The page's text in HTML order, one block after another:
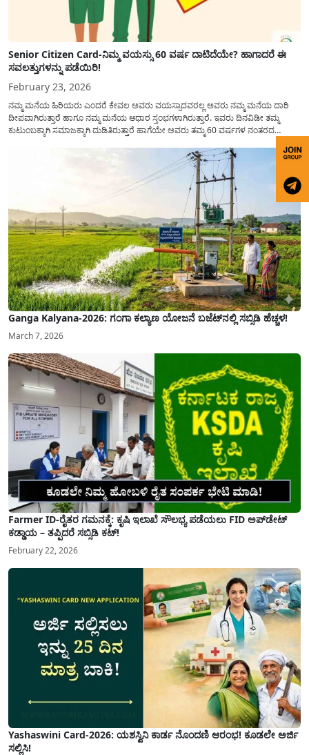
Senior Citizen Card-ನಿಮ್ಮ ವಯಸ್ಸು 60 ವರ್ಷ ದಾಟಿದೆಯೇ? ಹಾಗಾದರೆ ಈ
ಸವಲತ್ತುಗಳನ್ನು ಪಡೆಯಿರಿ!
February 23, 2026
ನಮ್ಮ ಮನೆಯ ಹಿರಿಯರು ಎಂದರೆ ಕೇವಲ ಅವರು ವಯಸ್ಸಾದವರಲ್ಲ ಅವರು ನಮ್ಮ ಮನೆಯ ದಾರಿ
ದೀಪವಾಗಿರುತ್ತಾರೆ ಹಾಗೂ ನಮ್ಮ ಮನೆಯ ಆಧಾರ ಸ್ತಂಭಗಳಾಗಿರುತ್ತಾರೆ. ಇವರು ದಿನವಿಡೀ ತಮ್ಮ
ಕುಟುಂಬಕ್ಕಾಗಿ ಸಮಾಜಕ್ಕಾಗಿ ದುಡಿತಿರುತ್ತಾರೆ ಹಾಗೆಯೇ ಅವರು ತಮ್ಮ 60 ವರ್ಷಗಳ ನಂತರದ
Ganga Kalyana-2026: ಗಂಗಾ ಕಲ್ಯಾಣ ಯೋಜನೆ ಬಜೆಟ್‌ನಲ್ಲಿ ಸಬ್ಸಿಡಿ ಹೆಚ್ಚಳ!
March 7, 2026
Farmer ID-ರೈತರ ಗಮನಕ್ಕೆ: ಕೃಷಿ ಇಲಾಖೆ ಸೌಲಭ್ಯ ಪಡೆಯಲು FID ಅಪ್‌ಡೇಟ್
ಕಡ್ಡಾಯ – ತಪ್ಪಿದರೆ ಸಬ್ಸಿಡಿ ಕಟ್!
February 22, 2026
Yashaswini Card-2026: ಯಶಸ್ವಿನಿ ಕಾರ್ಡ ನೊಂದಣಿ ಆರಂಭ! ಕೂಡಲೇ ಅರ್ಜಿ
ಸಲ್ಲಿಸಿ!